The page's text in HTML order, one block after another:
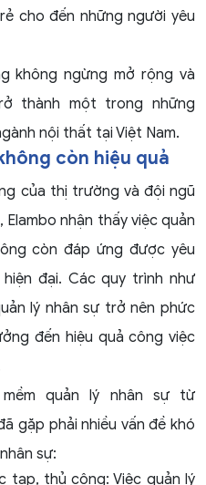
cho đến những người yêu
không ngừng mở rộng và
thành một trong những
nội thất tại Việt Nam.
còn hiệu quả
của thị trường và đội ngũ
nhận thấy việc quản
còn đáp ứng được yêu
đại. Các quy trình như
lý nhân sự trở nên phức
đến hiệu quả công việc
quản lý nhân sự từ
gặp phải nhiều vấn đề khó
sự:
tạp, thủ công: Việc quản lý